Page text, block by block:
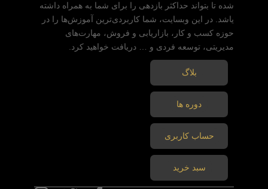
شده تا بتواند حداکثر بازدهی را برای شما به همراه داشته
یاشد. در این وبسایت، شما کاربردی‌ترین آموزش‌ها را در
حوزه کسب و کار، بازاریابی و فروش، مهارت‌های
مدیریتی، توسعه فردی و … دریافت خواهید کرد.
بلاگ
دوره ها
حساب کاربری
سبد خرید